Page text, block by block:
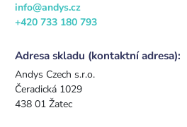
info@andys.cz
+420 733 180 793
Adresa skladu (kontaktní adresa):
Andys Czech s.r.o.
Čeradická 1029
438 01 Žatec